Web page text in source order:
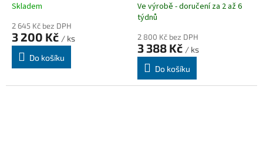
Skladem
2 645 Kč bez DPH
3 200 Kč / ks
Do košíku
Ve výrobě - doručení za 2 až 6
týdnů
2 800 Kč bez DPH
3 388 Kč / ks
Do košíku